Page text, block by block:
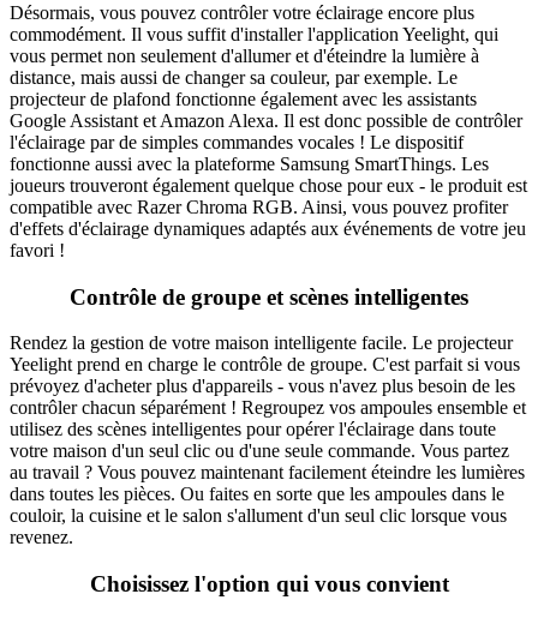
Désormais, vous pouvez contrôler votre éclairage encore plus
commodément. Il vous suffit d'installer l'application Yeelight, qui
vous permet non seulement d'allumer et d'éteindre la lumière à
distance, mais aussi de changer sa couleur, par exemple. Le
projecteur de plafond fonctionne également avec les assistants
Google Assistant et Amazon Alexa. Il est donc possible de contrôler
l'éclairage par de simples commandes vocales ! Le dispositif
fonctionne aussi avec la plateforme Samsung SmartThings. Les
joueurs trouveront également quelque chose pour eux - le produit est
compatible avec Razer Chroma RGB. Ainsi, vous pouvez profiter
d'effets d'éclairage dynamiques adaptés aux événements de votre jeu
favori !
Contrôle de groupe et scènes intelligentes
Rendez la gestion de votre maison intelligente facile. Le projecteur
Yeelight prend en charge le contrôle de groupe. C'est parfait si vous
prévoyez d'acheter plus d'appareils - vous n'avez plus besoin de les
contrôler chacun séparément ! Regroupez vos ampoules ensemble et
utilisez des scènes intelligentes pour opérer l'éclairage dans toute
votre maison d'un seul clic ou d'une seule commande. Vous partez
au travail ? Vous pouvez maintenant facilement éteindre les lumières
dans toutes les pièces. Ou faites en sorte que les ampoules dans le
couloir, la cuisine et le salon s'allument d'un seul clic lorsque vous
revenez.
Choisissez l'option qui vous convient